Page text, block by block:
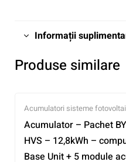
Informații
Produse similare
Acumulatori sisteme
Acumulator – Pachet
HVS – 12,8kWh –
Base Unit + 5 module